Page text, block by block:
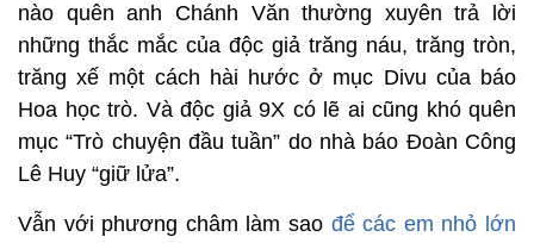
nào quên anh Chánh Văn thường xuyên trả lời
những thắc mắc của độc giả trăng náu, trăng tròn,
trăng xế một cách hài hước ở mục Divu của báo
Hoa học trò. Và độc giả 9X có lẽ ai cũng khó quên
mục “Trò chuyện đầu tuần” do nhà báo Đoàn Công
Lê Huy “giữ lửa”.
Vẫn với phương châm làm sao để các em nhỏ lớn